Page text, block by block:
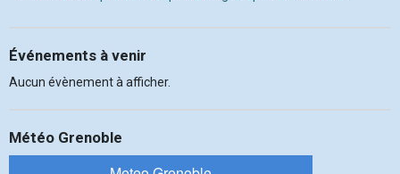
Événements à venir
Aucun évènement à afficher.
Météo Grenoble